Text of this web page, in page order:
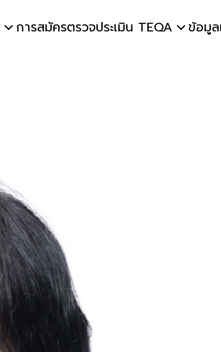
การสมัครตรวจประเมิน TEQA ข้อมู